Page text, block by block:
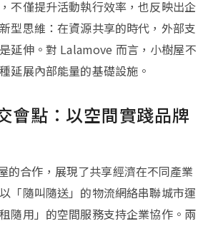
不僅提升活動執行效率，也反映出企
型思維：在資源共享的時代，外部支
延伸。對 Lalamove 而言，小樹屋不
延展內部能量的基礎設施。
會點：以空間實踐品牌
的合作，展現了共享經濟在不同產業
「隨叫隨送」的物流網絡串聯城市運
隨用」的空間服務支持企業協作。兩